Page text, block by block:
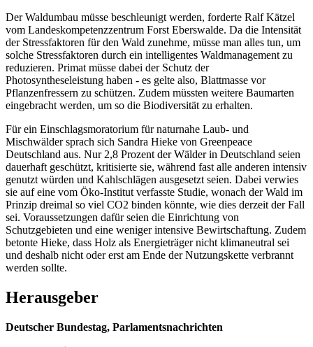
Der Waldumbau müsse beschleunigt werden, forderte Ralf Kätzel
vom Landeskompetenzzentrum Forst Eberswalde. Da die Intensität
der Stressfaktoren für den Wald zunehme, müsse man alles tun, um
solche Stressfaktoren durch ein intelligentes Waldmanagement zu
reduzieren. Primat müsse dabei der Schutz der
Photosyntheseleistung haben - es gelte also, Blattmasse vor
Pflanzenfressern zu schützen. Zudem müssten weitere Baumarten
eingebracht werden, um so die Biodiversität zu erhalten.
Für ein Einschlagsmoratorium für naturnahe Laub- und
Mischwälder sprach sich Sandra Hieke von Greenpeace
Deutschland aus. Nur 2,8 Prozent der Wälder in Deutschland seien
dauerhaft geschützt, kritisierte sie, während fast alle anderen intensiv
genutzt würden und Kahlschlägen ausgesetzt seien. Dabei verwies
sie auf eine vom Öko-Institut verfasste Studie, wonach der Wald im
Prinzip dreimal so viel CO2 binden könnte, wie dies derzeit der Fall
sei. Voraussetzungen dafür seien die Einrichtung von
Schutzgebieten und eine weniger intensive Bewirtschaftung. Zudem
betonte Hieke, dass Holz als Energieträger nicht klimaneutral sei
und deshalb nicht oder erst am Ende der Nutzungskette verbrannt
werden sollte.
Herausgeber
Deutscher Bundestag, Parlamentsnachrichten